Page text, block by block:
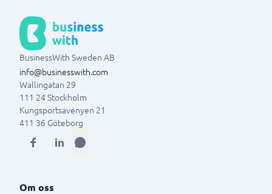
BusinessWith Sweden AB
info@businesswith.com
Wallingatan 29
111 24Stockholm
Kungsportsavenyen 21
411 36 Göteborg
Om oss